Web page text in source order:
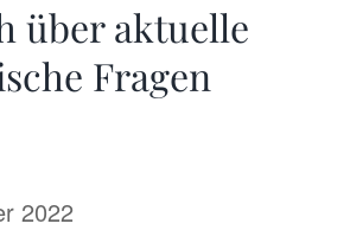
über aktuelle
Fragen
2022